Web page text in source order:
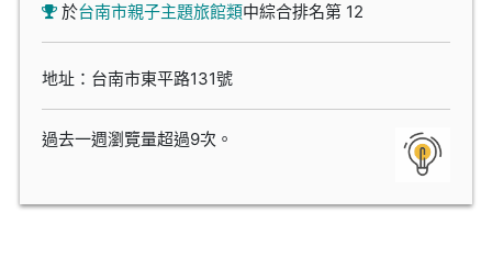
於台南市親子主題旅館類中綜合排名第 12
地址：台南市東平路131號
過去一週瀏覽量超過9次。